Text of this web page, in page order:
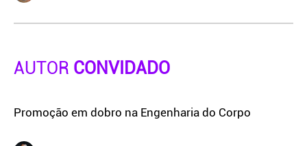
AUTOR CONVIDADO
Promoção em dobro na Engenharia do Corpo